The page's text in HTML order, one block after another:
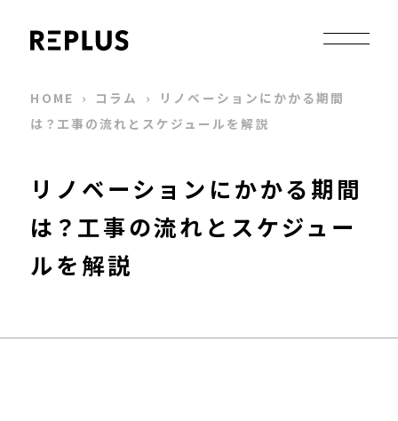
HOME › コラム ›
リノベーションにかかる期間
は？工事の流れとスケジュールを解説
リノベーションにかかる期間
は？工事の流れとスケジュー
ルを解説